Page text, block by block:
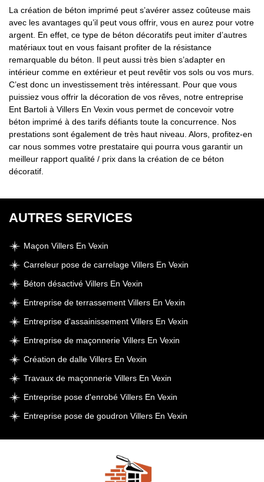
La création de béton imprimé peut s’avérer assez coûteuse mais
avec les avantages qu’il peut vous offrir, vous en aurez pour votre
argent. En effet, ce type de béton décoratifs peut imiter d’autres
matériaux tout en vous faisant profiter de la résistance
remarquable du béton. Il peut aussi très bien s’adapter en
intérieur comme en extérieur et peut revêtir vos sols ou vos murs.
C’est donc un investissement très intéressant. Pour que vous
puissiez vous offrir la décoration de vos rêves, notre entreprise
Ent Bartoli à Villers En Vexin vous permet de concevoir votre
béton imprimé à des tarifs défiants toute la concurrence. Nos
prestations sont également de très haut niveau. Alors, profitez-en
car nous sommes votre prestataire qui pourra vous garantir un
meilleur rapport qualité / prix dans la création de ce béton
décoratif.
AUTRES SERVICES
Maçon Villers En Vexin
Carreleur pose de carrelage Villers En Vexin
Béton désactivé Villers En Vexin
Entreprise de terrassement Villers En Vexin
Entreprise d'assainissement Villers En Vexin
Entreprise de maçonnerie Villers En Vexin
Création de dalle Villers En Vexin
Travaux de maçonnerie Villers En Vexin
Entreprise pose d'enrobé Villers En Vexin
Entreprise pose de goudron Villers En Vexin